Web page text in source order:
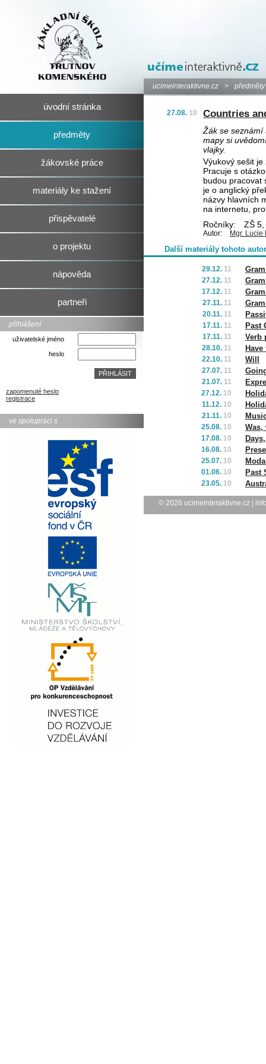
úvodní stránka
předměty
žákovské práce
materiály ke stažení
přispěvatelé
o projektu
nápověda
partneři
přihlášení
uživatelské jméno
heslo
zapomenuté heslo
registrace
ve spolupráci s
ucimeinteraktivne.cz > předměty
27.08. 10 Countries
Žák se seznámí
mapy si
vlajky.
Výukový sešit
Pracuje s
budou pracovat
je o anglický
názvy hlavních
na internetu,
Ročníky:
ZŠ
Autor: Mgr.
Další materiály tohoto
29.12. 11
27.12. 11
17.12. 11
27.11. 11
20.11. 11
17.11. 11 Past
17.11. 11 Verb
28.10. 11
22.10. 11 Will
27.07. 11
21.07. 11
27.12. 10
11.12. 10
21.11. 10
25.08. 10 Was,
17.08. 10
16.08. 10
25.07. 10
01.06. 10 Past
23.05. 10
© 2026 ucimeinteraktivne.cz